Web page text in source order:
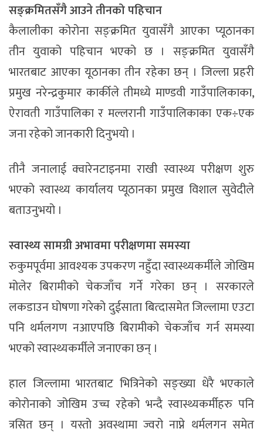
सङ्क्रमितसँगै आउने तीनको पहिचान
कैलालीका कोरोना सङ्क्रमित युवासँगै आएका प्यूठानका
तीन युवाको पहिचान भएको छ । सङ्क्रमित युवासँगै
भारतबाट आएका यूठानका तीन रहेका छन् । जिल्ला प्रहरी
प्रमुख नरेन्द्रकुमार कार्कीले तीमध्ये माण्डवी गाउँपालिकाका,
ऐरावती गाउँपालिका र मल्लरानी गाउँपालिकाका एक÷एक
जना रहेको जानकारी दिनुभयो ।
तीनै जनालाई क्वारेनटाइनमा राखी स्वास्थ्य परीक्षण शुरु
भएको स्वास्थ्य कार्यालय प्यूठानका प्रमुख विशाल सुवेदीले
बताउनुभयो ।
स्वास्थ्य सामग्री अभावमा परीक्षणमा समस्या
रुकुमपूर्वमा आवश्यक उपकरण नहुँदा स्वास्थ्यकर्मीले जोखिम
मोलेर बिरामीको चेकजाँच गर्ने गरेका छन् । सरकारले
लकडाउन घोषणा गरेको दुईसाता बित्दासमेत जिल्लामा एउटा
पनि थर्मलगण नआएपछि बिरामीको चेकजाँच गर्न समस्या
भएको स्वास्थ्यकर्मीले जनाएका छन् ।
हाल जिल्लामा भारतबाट भित्रिनेको सङ्ख्या धेरै भएकाले
कोरोनाको जोखिम उच्च रहेको भन्दै स्वास्थ्यकर्मीहरु पनि
त्रसित छन् । यस्तो अवस्थामा ज्वरो नाप्ने थर्मलगन समेत